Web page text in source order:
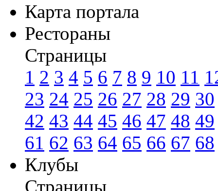
Карта портала
Рестораны
Страницы
1 2 3 4 5 6 7 8 9 10 11
23 24 25 26 27 28 29 30
42 43 44 45 46 47 48 49
61 62 63 64 65 66 67 68
Клубы
Страницы